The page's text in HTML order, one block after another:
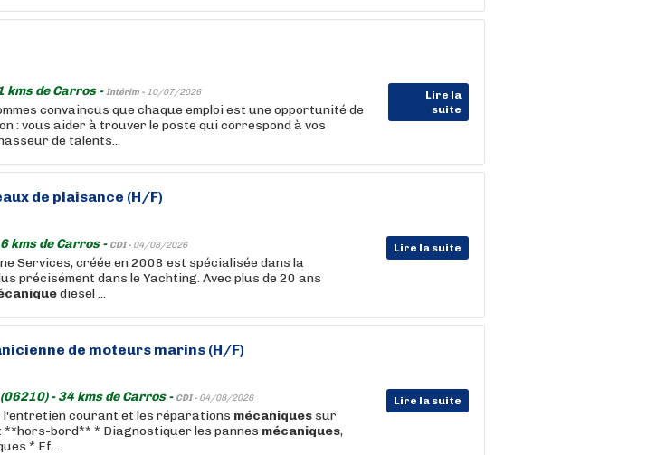
kms de Carros -Intérim - 10/07/2026
Lire la
suite
convaincus que chaque emploi est une opportunité de
: vous aider à trouver le poste qui correspond à vos
de talents...
de plaisance (H/F)
kms de Carros - CDI - 04/08/2026 Lire la suite
Services, créée en 2008 est spécialisée dans la
précisément dans le Yachting. Avec plus de 20 ans
diesel ...
de moteurs marins (H/F)
- 34 kms de Carros - CDI - 04/08/2026 Lire la suite
l'entretien courant et les réparations mécaniques sur
bord** * Diagnostiquer les pannes mécaniques,
* Ef...